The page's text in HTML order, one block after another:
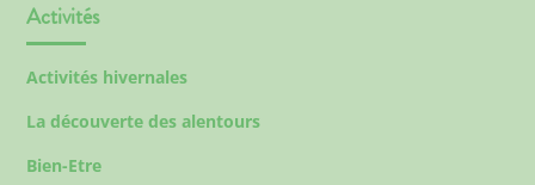
Activités
Activités hivernales
La découverte des alentours
Bien-Etre